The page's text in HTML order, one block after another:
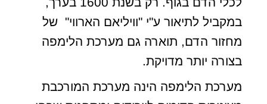
במקביל לתיאור ע"י "וויליאם הארווי" של
מחזור הדם, תוארה גם מערכת הלימפה
בצורה יותר מדויקת.
מערכת הלימפה הינה מערכת המורכבת